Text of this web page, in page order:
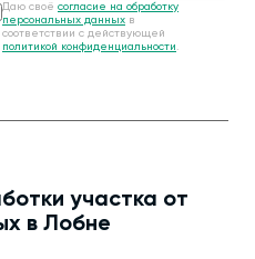
Даю своё согласие на обработку
персональных данных в
соответствии с действующей
политикой конфиденциальности .
участка от
в Лобне